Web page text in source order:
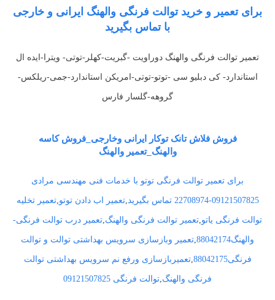
برای تعمیر و خرید توالت فرنگی والهنگ ایرانی و خارجی
با تماس بگیرید
تعمیر توالت فرنگی والهنگ دوراویت -گبریت-کهلر-توتی- ویترا-ایده ال
استاندارد- کی دبلیو سی -توتو-توتی-امریکن استاندارد-جمی-ریلکس-
گروهه-گلسار فارس
فروش فلاش تانک توکار ایرانی وخارجی_فروش کاسه
والهنگ_تعمیر والهنگ
برای تعمیر توالت فرنگی توتو با خدمات فنی مهندسی مرادی
09121507825-22708974 تماس بگیرید ,تعمیر اب دادن توتو ,تعمیر تخلیه
توالت فرنگی یاتو تعمیر توالت فرنگی والهنگ تعمیر درب توالت فرنگی-
والهنگ88042174 تعمیر وبازسازی سرویس بهداشتی توالت و توالت
فرنگی88042175 ,تعمیربازسازی ورفع نم سرویس بهداشتی توالت
فرنگی والهنگ توالت فرنگی 09121507825